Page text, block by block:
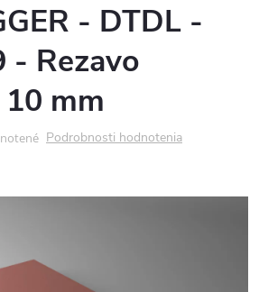
- DTDL -
- Rezavo
mm
Podrobnosti hodnotenia